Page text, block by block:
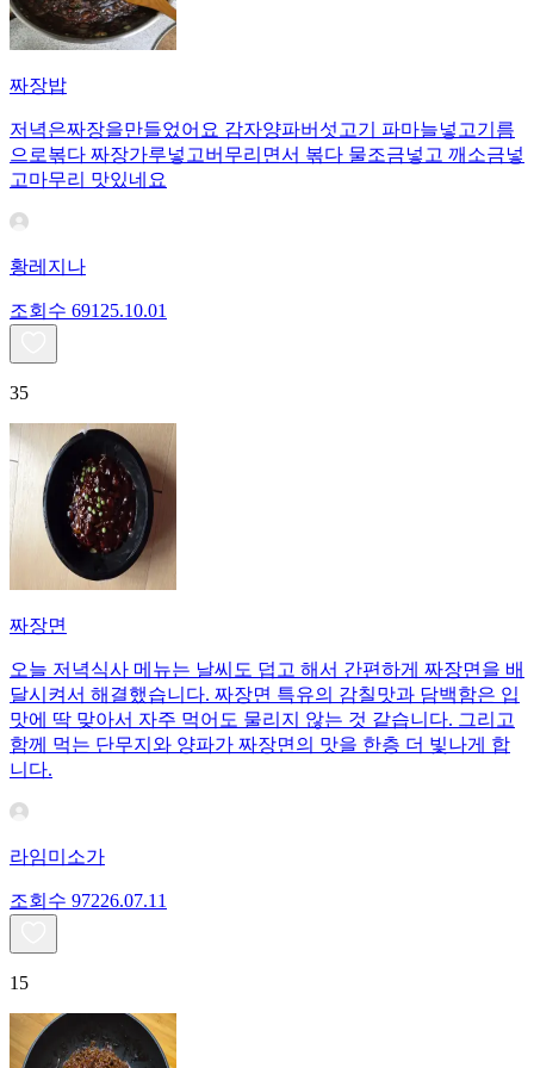
짜장밥
저녁은짜장을만들었어요 감자양파버섯고기 파마늘넣고기름
으로볶다 짜장가루넣고버무리면서 볶다 물조금넣고 깨소금넣
고마무리 맛있네요
황레지나
조회수 691 25.10.01
35
짜장면
오늘 저녁식사 메뉴는 날씨도 덥고 해서 간편하게 짜장면을 배
달시켜서 해결했습니다. 짜장면 특유의 감칠맛과 담백함은 입
맛에 딱 맞아서 자주 먹어도 물리지 않는 것 같습니다. 그리고
함께 먹는 단무지와 양파가 짜장면의 맛을 한층 더 빛나게 합
니다.
라임미소가
조회수 97226.07.11
15